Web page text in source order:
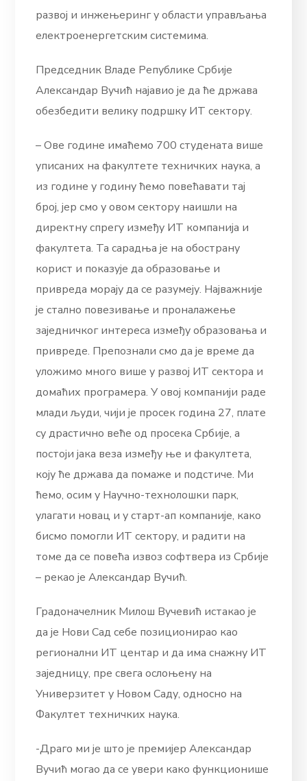
развој и инжењеринг у области управљања
електроенергетским системима.
Председник Владе Републике Србије
Александар Вучић најавио је да ће држава
обезбедити велику подршку ИТ сектору.
– Ове године имаћемо 700 студената више
уписаних на факултете техничких наука, а
из године у годину ћемо повећавати тај
број, јер смо у овом сектору наишли на
директну спрегу између ИТ компанија и
факултета. Та сарадња је на обострану
корист и показује да образовање и
привреда морају да се разумеју. Најважније
је стално повезивање и проналажење
заједничког интереса између образовања и
привреде. Препознали смо да је време да
уложимо много више у развој ИТ сектора и
домаћих програмера. У овој компанији раде
млади људи, чији је просек година 27, плате
су драстично веће од просека Србије, а
постоји јака веза између ње и факултета,
коју ће држава да помаже и подстиче. Ми
ћемо, осим у Научно-технолошки парк,
улагати новац и у старт-ап компаније, како
бисмо помогли ИТ сектору, и радити на
томе да се повећа извоз софтвера из Србије
– рекао је Александар Вучић.
Градоначелник Милош Вучевић истакао је
да је Нови Сад себе позиционирао као
регионални ИТ центар и да има снажну ИТ
заједницу, пре свега ослоњену на
Универзитет у Новом Саду, односно на
Факултет техничких наука.
-Драго ми је што је премијер Александар
Вучић могао да се увери како функционише